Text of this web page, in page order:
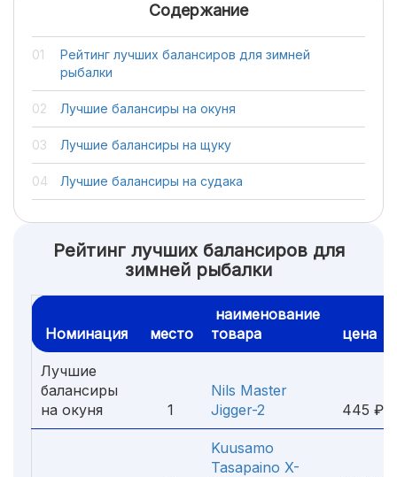
Содержание
Рейтинг лучших балансиров для зимней
рыбалки
Лучшие балансиры на окуня
Лучшие балансиры на щуку
Лучшие балансиры на судака
Рейтинг лучших балансиров для
зимней рыбалки
Номинация место
наименование
товара
цена
Лучшие
балансиры
на окуня
1
Nils Master
Jigger-2
445 ₽
Kuusamo
Tasapaino X-